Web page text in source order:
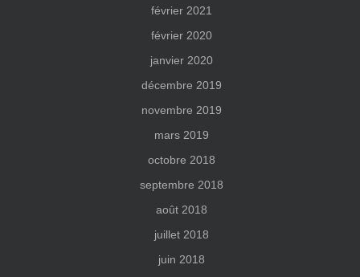
février 2021
février 2020
janvier 2020
décembre 2019
novembre 2019
mars 2019
octobre 2018
septembre 2018
août 2018
juillet 2018
juin 2018